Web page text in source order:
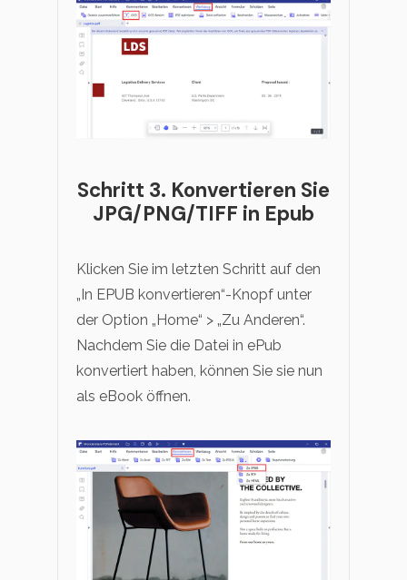
Schritt 3. Konvertieren Sie
JPG/PNG/TIFF in Epub
Klicken Sie im letzten Schritt auf den
„In EPUB konvertieren“-Knopf unter
der Option „Home“ > „Zu Anderen“.
Nachdem Sie die Datei in ePub
konvertiert haben, können Sie sie nun
als eBook öffnen.